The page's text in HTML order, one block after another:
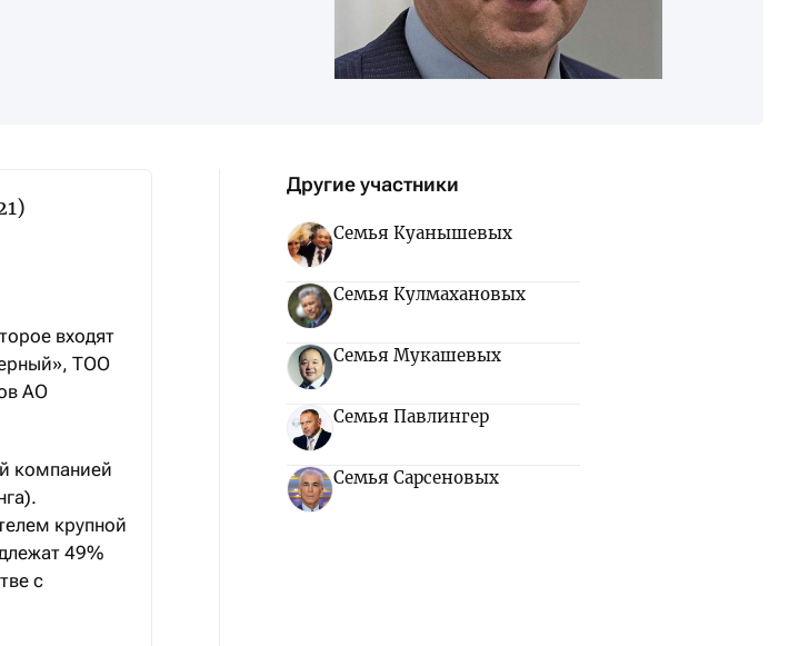
входят
ТОО
АО
компанией
крупной
49%
с
Другие участники
Семья Куанышевых
Семья Кулмахановых
Семья Мукашевых
Семья Павлингер
Семья Сарсеновых